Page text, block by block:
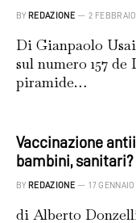
BY REDAZIONE 2
Di Gianpaolo
sul numero 157
piramide…
Vaccinazione
bambini,
BY REDAZIONE 17
di Alberto